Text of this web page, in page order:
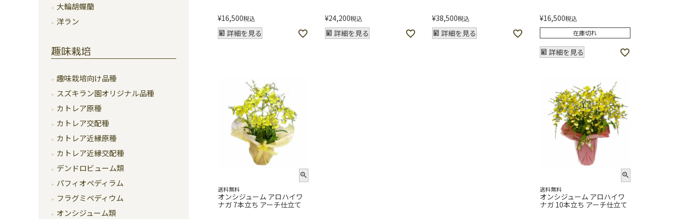
大輪胡蝶蘭
洋ラン
趣味栽培
趣味栽培向け品種
スズキラン園オリジナル品種
カトレア原種
カトレア交配種
カトレア近縁原種
カトレア近縁交配種
デンドロビューム類
パフィオペディラム
フラグミペディウム
オンシジューム類
¥16,500税込
詳細を見る
¥24,200税込
詳細を見る
¥38,500税込
詳細を見る
¥16,500税込
在庫切れ
詳細を見る
送料無料
オンシジューム アロハイワ
ナガ 7本立ち アーチ仕立て
送料無料
オンシジューム アロハイワ
ナガ 10本立ち アーチ仕立て